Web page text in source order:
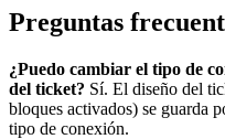
Preguntas
¿Puedo cambiar el tipo de
del ticket? Sí. El diseño del
bloques activados) se guarda
tipo de conexión.